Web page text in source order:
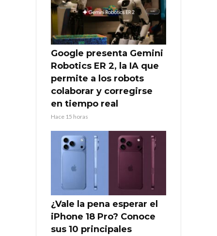
Google presenta Gemini
Robotics ER 2, la IA que
permite a los robots
colaborar y corregirse
en tiempo real
Hace 15 horas
¿Vale la pena esperar el
iPhone 18 Pro? Conoce
sus 10 principales